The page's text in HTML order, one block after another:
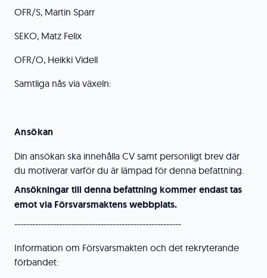
OFR/S, Martin Sparr
SEKO, Matz Felix
OFR/O, Heikki Videll
Samtliga nås via växeln:
Ansökan
Din ansökan ska innehålla CV samt personligt brev där
du motiverar varför du är lämpad för denna befattning.
Ansökningar till denna befattning kommer endast tas
emot via Försvarsmaktens webbplats.
--------------------------------------------------------
Information om Försvarsmakten och det rekryterande
förbandet: